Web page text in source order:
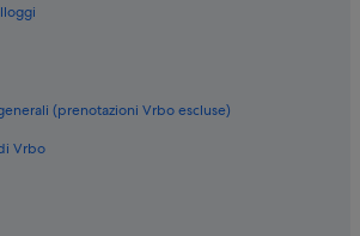
(prenotazioni Vrbo escluse)
Vrbo